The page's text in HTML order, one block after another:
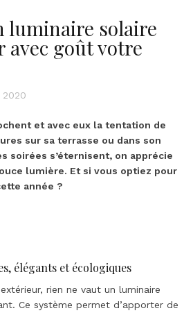
luminaire solaire
avec goût votre
2020
et avec eux la tentation de
sur sa terrasse ou dans son
soirées s’éternisent, on apprécie
lumière. Et si vous optiez pour
année ?
élégants et écologiques
rien ne vaut un luminaire
Ce système permet d’apporter de